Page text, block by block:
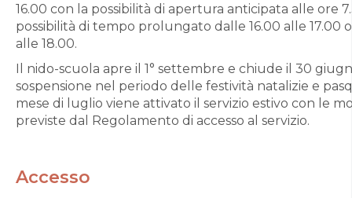
16.00 con la possibilità di apertura anticipata alle ore
possibilità di tempo prolungato dalle 16.00 alle 17.00
alle 18.00.
Il nido-scuola apre il 1° settembre e chiude il 30
sospensione nel periodo delle festività natalizie e
mese di luglio viene attivato il servizio estivo con le
previste dal Regolamento di accesso al servizio.
Accesso